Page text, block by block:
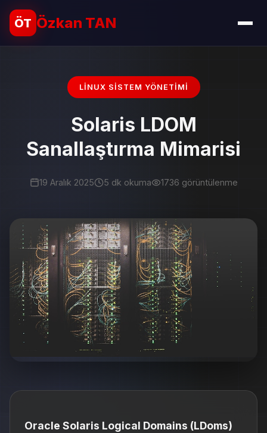
ÖT Özkan TAN
LINUX SISTEM YÖNETIMI
Solaris LDOM
Sanallaştırma Mimarisi
19 Aralık 2025 5 dk okuma 1736 görüntülenme
Oracle Solaris Logical Domains (LDoms)